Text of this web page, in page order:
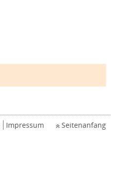
Impressum Seitenanfang